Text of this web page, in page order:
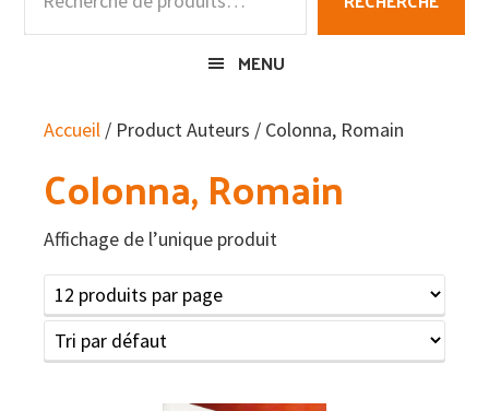
pour :
MENU
Accueil / Product Auteurs / Colonna, Romain
Colonna, Romain
Affichage de l’unique produit